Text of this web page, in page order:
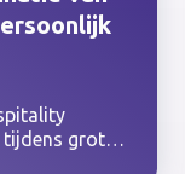
tijdens grote